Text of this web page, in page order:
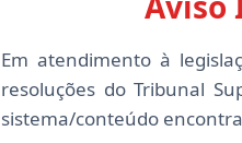
Em atendimento à
resoluções do Tribunal
sistema/conteúdo